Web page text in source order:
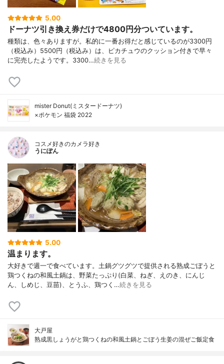
5.00
ドーナツ引き換え券だけで4800円分ついています。
種類は、色々ありますが。私的に一番お得だと感じているのが3300円
（税込み）5500円（税込み）は、ピカチュウのクッション付きで早々
に完売したようです。3300…続きを見る
mister Donut(ミスタードーナツ)
×ポケモン 福袋 2022
コスメ好きのカメラ好き
うにぽん
5.00
温まります。
大好きで週一で食べています。土鍋グツグツで提供される熟成ごぼうと
鶏つくねの和風土鍋は、野菜たっぷり(白菜、ねぎ、えのき、にんじ
ん、しめじ、豆苗)、とうふ、鶏つく…続きを見る
大戸屋
熟成黒しょうがと鶏つくねの和風土鍋とごぼう生姜の混ぜご飯定食